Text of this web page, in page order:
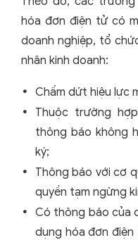
hóa đơn điện tử có
doanh nghiệp, tổ
nhân kinh doanh:
Chấm dứt hiệu lực
Thuộc trường
thông báo không
ký;
Thông báo với cơ
quyền tạm ngừng
Có thông báo của
dụng hóa đơn